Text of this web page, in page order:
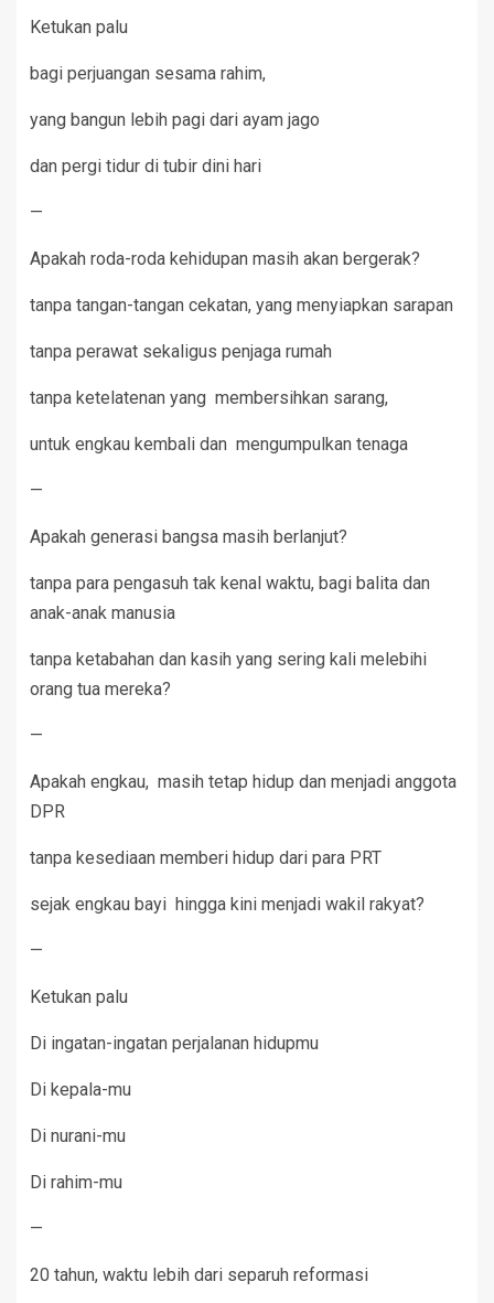
Ketukan palu
bagi perjuangan sesama rahim,
yang bangun lebih pagi dari ayam jago
dan pergi tidur di tubir dini hari
—
Apakah roda-roda kehidupan masih akan bergerak?
tanpa tangan-tangan cekatan, yang menyiapkan sarapan
tanpa perawat sekaligus penjaga rumah
tanpa ketelatenan yang membersihkan sarang,
untuk engkau kembali dan mengumpulkan tenaga
—
Apakah generasi bangsa masih berlanjut?
tanpa para pengasuh tak kenal waktu, bagi balita dan
anak-anak manusia
tanpa ketabahan dan kasih yang sering kali melebihi
orang tua mereka?
—
Apakah engkau, masih tetap hidup dan menjadi anggota
DPR
tanpa kesediaan memberi hidup dari para PRT
sejak engkau bayi hingga kini menjadi wakil rakyat?
—
Ketukan palu
Di ingatan-ingatan perjalanan hidupmu
Di kepala-mu
Di nurani-mu
Di rahim-mu
—
20 tahun, waktu lebih dari separuh reformasi